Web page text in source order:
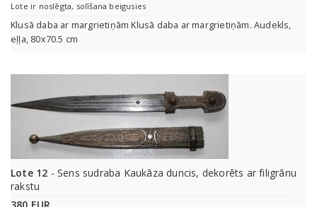
Lote ir noslēgta, solīšana beigusies
Klusā daba ar margrietiņām Klusā daba ar margrietiņām. Audekls,
eļļa, 80x70.5 cm
Lote 12 - Sens sudraba Kaukāza duncis, dekorēts ar filigrānu
rakstu